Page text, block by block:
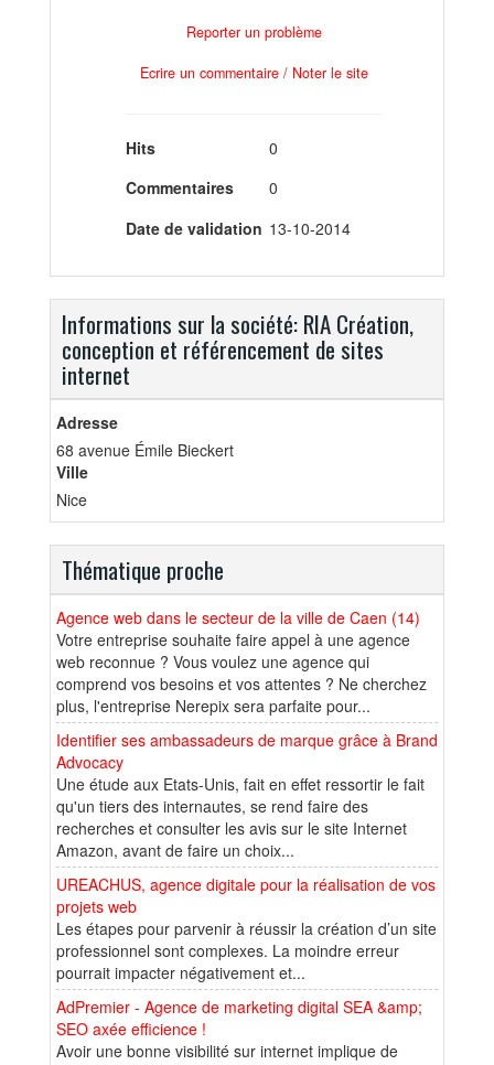
Reporter un problème
Ecrire un commentaire / Noter le site
Hits
0
Commentaires
0
Date de validation 13-10-2014
Informations sur la société: RIA Création,
conception et référencement de sites
internet
Adresse
68 avenue Émile Bieckert
Ville
Nice
Thématique proche
Agence web dans le secteur de la ville de Caen (14)
Votre entreprise souhaite faire appel à une agence
web reconnue ? Vous voulez une agence qui
comprend vos besoins et vos attentes ? Ne cherchez
plus, l'entreprise Nerepix sera parfaite pour...
Identifier ses ambassadeurs de marque grâce à Brand
Advocacy
Une étude aux Etats-Unis, fait en effet ressortir le fait
qu'un tiers des internautes, se rend faire des
recherches et consulter les avis sur le site Internet
Amazon, avant de faire un choix...
UREACHUS, agence digitale pour la réalisation de vos
projets web
Les étapes pour parvenir à réussir la création d’un site
professionnel sont complexes. La moindre erreur
pourrait impacter négativement et...
AdPremier - Agence de marketing digital SEA &amp;
SEO axée efficience !
Avoir une bonne visibilité sur internet implique de